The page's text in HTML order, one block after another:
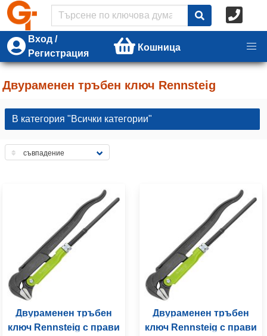
Вход /
Регистрация
Кошница
Двураменен тръбен ключ Rennsteig
В категория "Всички категории"
Двураменен тръбен
ключ Rennsteig с прави
Двураменен тръбен
ключ Rennsteig с прави